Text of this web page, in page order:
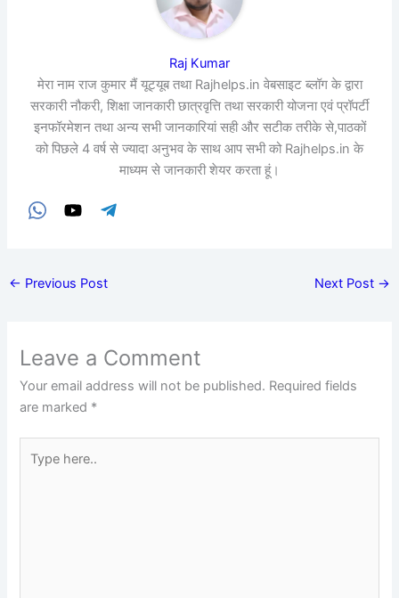
Raj Kumar
मेरा नाम राज कुमार मैं यूट्यूब तथा Rajhelps.in वेबसाइट ब्लॉग के द्वारा
सरकारी नौकरी, शिक्षा जानकारी छात्रवृत्ति तथा सरकारी योजना एवं प्रॉपर्टी
इनफॉरमेशन तथा अन्य सभी जानकारियां सही और सटीक तरीके से,पाठकों
को पिछले 4 वर्ष से ज्यादा अनुभव के साथ आप सभी को Rajhelps.in के
माध्यम से जानकारी शेयर करता हूं।
← Previous Post Next Post →
Leave a Comment
Your email address will not be published. Required fields
are marked *
here..